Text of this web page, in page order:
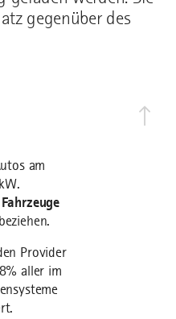
gegenüber des
am
Provider
aller im